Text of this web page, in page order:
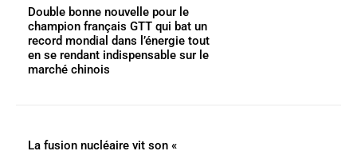
Double bonne nouvelle pour le
champion français GTT qui bat un
record mondial dans l’énergie tout
en se rendant indispensable sur le
marché chinois
La fusion nucléaire vit son «